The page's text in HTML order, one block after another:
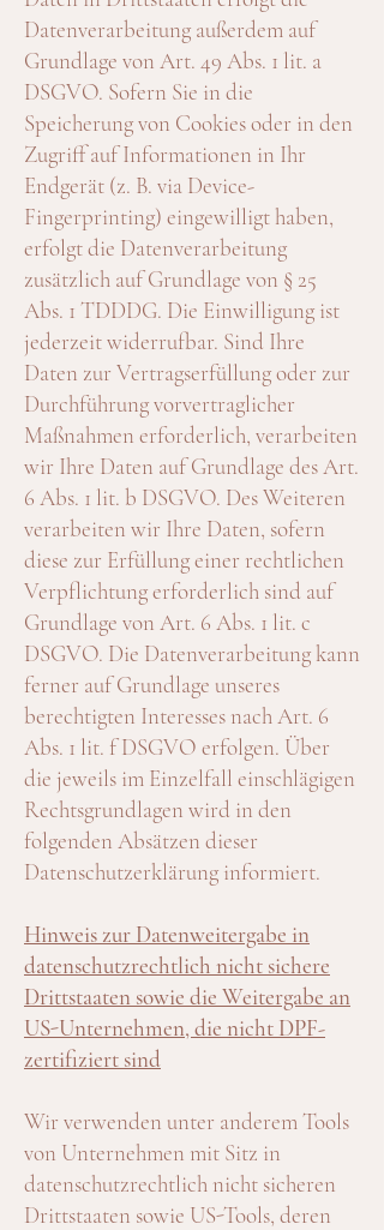
Datenverarbeitung außerdem auf
Grundlage von Art. 49 Abs. 1 lit. a
DSGVO. Sofern Sie in die
Speicherung von Cookies oder in den
Zugriff auf Informationen in Ihr
Endgerät (z. B. via Device-
Fingerprinting) eingewilligt haben,
erfolgt die Datenverarbeitung
zusätzlich auf Grundlage von § 25
Abs. 1 TDDDG. Die Einwilligung ist
jederzeit widerrufbar. Sind Ihre
Daten zur Vertragserfüllung oder zur
Durchführung vorvertraglicher
Maßnahmen erforderlich, verarbeiten
wir Ihre Daten auf Grundlage des Art.
6 Abs. 1 lit. b DSGVO. Des Weiteren
verarbeiten wir Ihre Daten, sofern
diese zur Erfüllung einer rechtlichen
Verpflichtung erforderlich sind auf
Grundlage von Art. 6 Abs. 1 lit. c
DSGVO. Die Datenverarbeitung kann
ferner auf Grundlage unseres
berechtigten Interesses nach Art. 6
Abs. 1 lit. f DSGVO erfolgen. Über
die jeweils im Einzelfall einschlägigen
Rechtsgrundlagen wird in den
folgenden Absätzen dieser
Datenschutzerklärung informiert.
Hinweis zur Datenweitergabe in
datenschutzrechtlich nicht sichere
Drittstaaten sowie die Weitergabe an
US-Unternehmen, die nicht DPF-
zertifiziert sind
Wir verwenden unter anderem Tools
von Unternehmen mit Sitz in
datenschutzrechtlich nicht sicheren
Drittstaaten sowie US-Tools, deren